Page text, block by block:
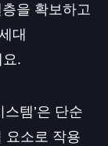
을 확보하고
대
.
템’은 단순
요소로 작용